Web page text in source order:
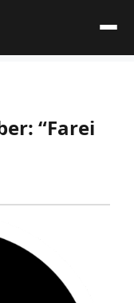
“Farei